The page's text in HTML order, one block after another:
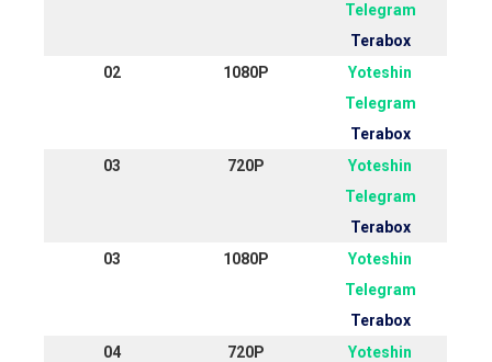
Telegram
Terabox
02
1080P
Yoteshin
Telegram
Terabox
03
720P
Yoteshin
Telegram
Terabox
03
1080P
Yoteshin
Telegram
Terabox
04
720P
Yoteshin